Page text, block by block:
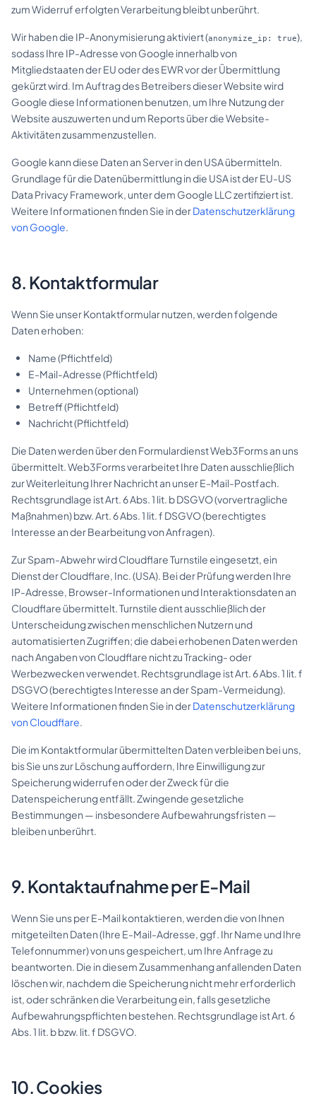
zum Widerruf erfolgten Verarbeitung bleibt unberührt.
Wir haben die IP-Anonymisierung aktiviert (anonymize_ip: true),
sodass Ihre IP-Adresse von Google innerhalb von
Mitgliedstaaten der EU oder des EWR vor der Übermittlung
gekürzt wird. Im Auftrag des Betreibers dieser Website wird
Google diese Informationen benutzen, um Ihre Nutzung der
Website auszuwerten und um Reports über die Website-
Aktivitäten zusammenzustellen.
Google kann diese Daten an Server in den USA übermitteln.
Grundlage für die Datenübermittlung in die USA ist der EU-US
Data Privacy Framework, unter dem Google LLC zertifiziert ist.
Weitere Informationen finden Sie in derDatenschutzerklärung
von Google.
8. Kontaktformular
Wenn Sie unser Kontaktformular nutzen, werden folgende
Daten erhoben:
Name (Pflichtfeld)
E-Mail-Adresse (Pflichtfeld)
Unternehmen (optional)
Betreff (Pflichtfeld)
Nachricht (Pflichtfeld)
Die Daten werden über den Formulardienst Web3Forms an uns
übermittelt. Web3Forms verarbeitet Ihre Daten ausschließlich
zur Weiterleitung Ihrer Nachricht an unser E-Mail-Postfach.
Rechtsgrundlage ist Art. 6 Abs. 1 lit. b DSGVO (vorvertragliche
Maßnahmen) bzw. Art. 6 Abs. 1 lit. f DSGVO (berechtigtes
Interesse an der Bearbeitung von Anfragen).
Zur Spam-Abwehr wird Cloudflare Turnstile eingesetzt, ein
Dienst der Cloudflare, Inc. (USA). Bei der Prüfung werden Ihre
IP-Adresse, Browser-Informationen und Interaktionsdaten an
Cloudflare übermittelt. Turnstile dient ausschließlich der
Unterscheidung zwischen menschlichen Nutzern und
automatisierten Zugriffen; die dabei erhobenen Daten werden
nach Angaben von Cloudflare nicht zu Tracking- oder
Werbezwecken verwendet. Rechtsgrundlage ist Art. 6 Abs. 1 lit. f
DSGVO (berechtigtes Interesse an der Spam-Vermeidung).
Weitere Informationen finden Sie in derDatenschutzerklärung
von Cloudflare.
Die im Kontaktformular übermittelten Daten verbleiben bei uns,
bis Sie uns zur Löschung auffordern, Ihre Einwilligung zur
Speicherung widerrufen oder der Zweck für die
Datenspeicherung entfällt. Zwingende gesetzliche
Bestimmungen — insbesondere Aufbewahrungsfristen —
bleiben unberührt.
9. Kontaktaufnahme per E-Mail
Wenn Sie uns per E-Mail kontaktieren, werden die von Ihnen
mitgeteilten Daten (Ihre E-Mail-Adresse, ggf. Ihr Name und Ihre
Telefonnummer) von uns gespeichert, um Ihre Anfrage zu
beantworten. Die in diesem Zusammenhang anfallenden Daten
löschen wir, nachdem die Speicherung nicht mehr erforderlich
ist, oder schränken die Verarbeitung ein, falls gesetzliche
Aufbewahrungspflichten bestehen. Rechtsgrundlage ist Art. 6
Abs. 1 lit. b bzw. lit. f DSGVO.
10. Cookies